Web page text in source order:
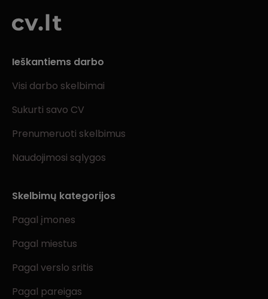
Ieškantiems darbo
Visi darbo skelbimai
Sukurti savo CV
Prenumeruoti skelbimus
Naudojimosi sąlygos
Skelbimų kategorijos
Pagal įmones
Pagal miestus
Pagal verslo sritis
Pagal pareigas